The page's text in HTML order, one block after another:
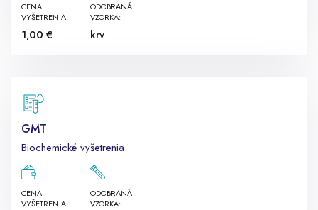
CENA
VYŠETRENIA:
1,00 €
ODOBRANÁ
VZORKA:
krv
GMT
Biochemické vyšetrenia
CENA
VYŠETRENIA:
ODOBRANÁ
VZORKA: